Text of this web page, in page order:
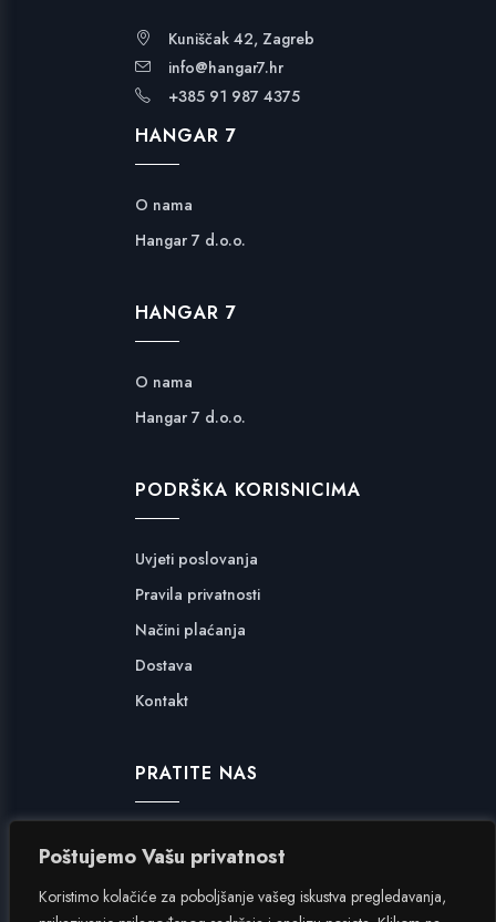
Poštujemo Vašu privatnost
Koristimo kolačiće za poboljšanje vašeg iskustva pregledavanja,
Kuniščak 42, Zagreb
info@hangar7.hr
+385 91 987 4375
HANGAR 7
O nama
Hangar 7 d.o.o.
HANGAR 7
O nama
Hangar 7 d.o.o.
PODRŠKA KORISNICIMA
Uvjeti poslovanja
Pravila privatnosti
Načini plaćanja
Dostava
Kontakt
PRATITE NAS